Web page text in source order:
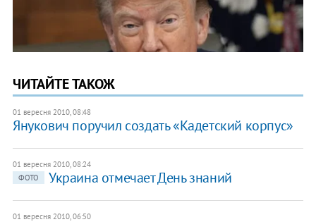
ЧИТАЙТЕ ТАКОЖ
01 вересня 2010, 08:48
Янукович поручил создать «Кадетский корпус»
01 вересня 2010, 08:24
ФОТО
Украина отмечает День знаний
01 вересня 2010, 06:50